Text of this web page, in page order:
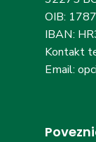
OIB:
IBAN:
Kontakt
Email: